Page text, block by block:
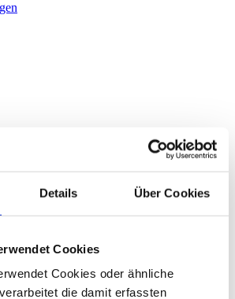
Details Über Cookies
Cookies
Cookies oder ähnliche
die damit erfassten
und Mittelständler,
der öffentlichen Hand ebenso wie
und Privatpersonen.